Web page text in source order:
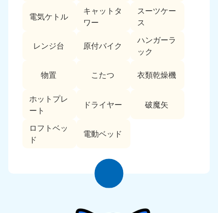
電気ケトル
キャットタ
ワー
スーツケー
ス
レンジ台 原付バイク
ハンガーラ
ック
物置 こたつ 衣類乾燥機
ホットプレ
ート
ドライヤー 破魔矢
ロフトベッ
ド
電動ベッド